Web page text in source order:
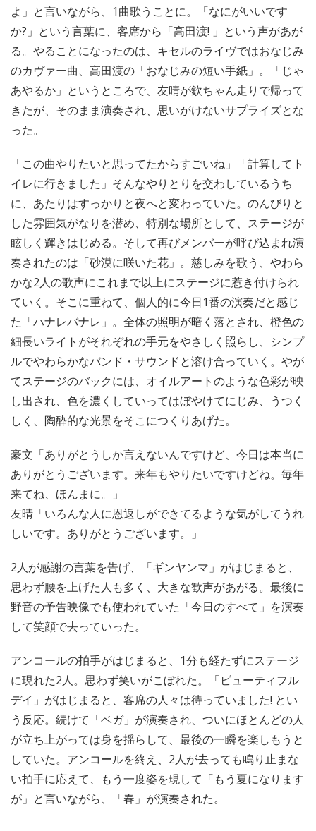
よ」と言いながら、1曲歌うことに。「なにがいいです
か?」という言葉に、客席から「高田渡! 」という声があが
る。やることになったのは、キセルのライヴではおなじみ
のカヴァー曲、高田渡の「おなじみの短い手紙」。「じゃ
あやるか」というところで、友晴が欽ちゃん走りで帰って
きたが、そのまま演奏され、思いがけないサプライズとな
った。
「この曲やりたいと思ってたからすごいね」「計算してト
イレに行きました」そんなやりとりを交わしているうち
に、あたりはすっかりと夜へと変わっていた。のんびりと
した雰囲気がなりを潜め、特別な場所として、ステージが
眩しく輝きはじめる。そして再びメンバーが呼び込まれ演
奏されたのは「砂漠に咲いた花」。慈しみを歌う、やわら
かな2人の歌声にこれまで以上にステージに惹き付けられ
ていく。そこに重ねて、個人的に今日1番の演奏だと感じ
た「ハナレバナレ」。全体の照明が暗く落とされ、橙色の
細長いライトがそれぞれの手元をやさしく照らし、シンプ
ルでやわらかなバンド・サウンドと溶け合っていく。やが
てステージのバックには、オイルアートのような色彩が映
し出され、色を濃くしていってはぼやけてにじみ、うつく
しく、陶酔的な光景をそこにつくりあげた。
豪文「ありがとうしか言えないんですけど、今日は本当に
ありがとうございます。来年もやりたいですけどね。毎年
来てね、ほんまに。」
友晴「いろんな人に恩返しができてるような気がしてうれ
しいです。ありがとうございます。」
2人が感謝の言葉を告げ、「ギンヤンマ」がはじまると、
思わず腰を上げた人も多く、大きな歓声があがる。最後に
野音の予告映像でも使われていた「今日のすべて」を演奏
して笑顔で去っていった。
アンコールの拍手がはじまると、1分も経たずにステージ
に現れた2人。思わず笑いがこぼれた。「ビューティフル
デイ」がはじまると、客席の人々は待っていました! とい
う反応。続けて「ベガ」が演奏され、ついにほとんどの人
が立ち上がっては身を揺らして、最後の一瞬を楽しもうと
していた。アンコールを終え、2人が去っても鳴り止まな
い拍手に応えて、もう一度姿を現して「もう夏になります
が」と言いながら、「春」が演奏された。